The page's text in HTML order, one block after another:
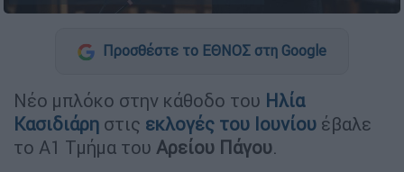
Προσθέστε το ΕΘΝΟΣ στη Google
Νέο μπλόκο στην κάθοδο του Ηλία
Κασιδιάρη στις εκλογές του Ιουνίου έβαλε
το Α1 Τμήμα του Αρείου Πάγου.